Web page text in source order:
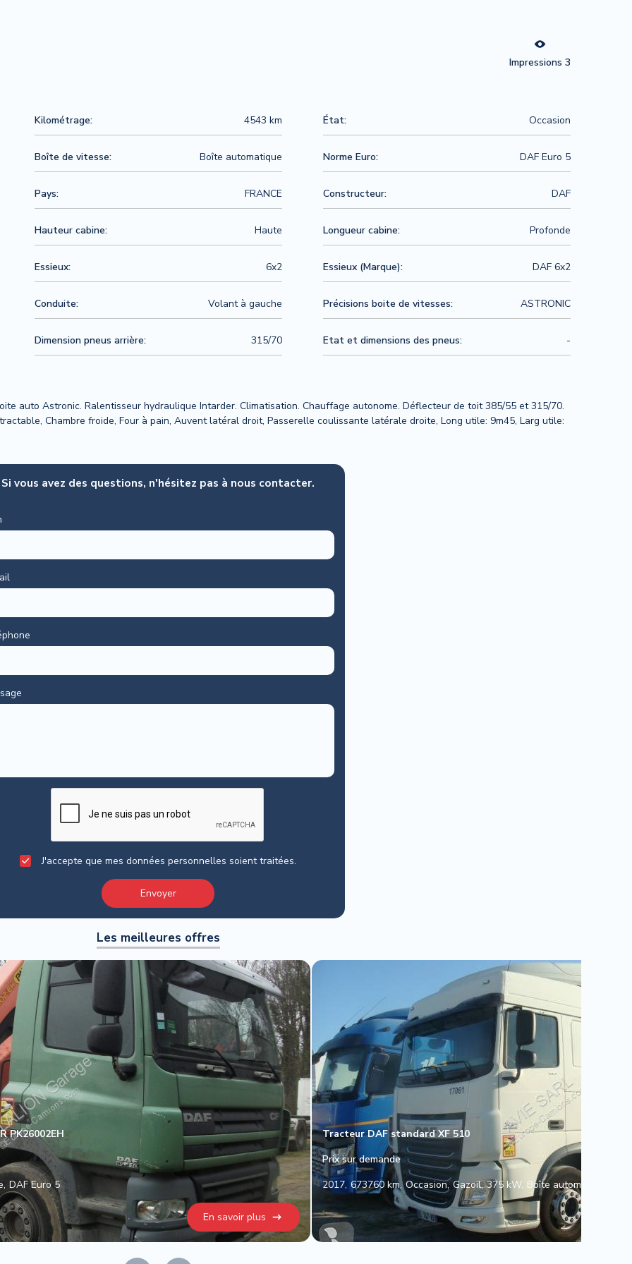
Impressions 3
Kilométrage: 4543 km État: Occasion
Boîte de vitesse: Boîte automatique Norme Euro: DAF Euro 5
Pays: FRANCE Constructeur: DAF
Hauteur cabine: Haute Longueur cabine: Profonde
Essieux: 6x2 Essieux (Marque): DAF 6x2
Conduite: Volant à gauche Précisions boite de vitesses: ASTRONIC
Dimension pneus arrière: 315/70 Etat et dimensions des pneus: -
auto Astronic. Ralentisseur hydraulique Intarder. Climatisation. Chauffage autonome. Déflecteur de toit 385/55 et 315/70.
Chambre froide, Four à pain, Auvent latéral droit, Passerelle coulissante latérale droite, Long utile: 9m45, Larg utile:
Si vous avez des questions, n'hésitez pas à nous contacter.
J'accepte que mes données personnelles soient traitées.
Envoyer
Les meilleures offres
PK26002EH
DAF Euro 5
En savoir plus
Tracteur DAF standard XF 510
Prix sur demande
2017 673760 km Occasion Gazoil 375 kW Boîte automatique